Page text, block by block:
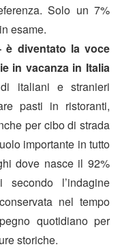
Solo un 7%
esame.
è diventato la voce
in vacanza in Italia
italiani e stranieri
pasti in ristoranti,
per cibo di strada
importante in tutto
dove nasce il 92%
l’indagine
nel tempo
quotidiano per
storiche.